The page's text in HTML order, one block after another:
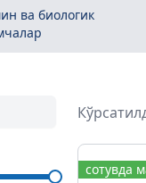
ва биологик
сотувда